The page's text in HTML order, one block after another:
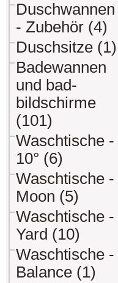
Duschwannen
- Zubehör (4)
Duschsitze (1)
Badewannen
und bad-
bildschirme
(101)
Waschtische -
10° (6)
Waschtische -
Moon (5)
Waschtische -
Yard (10)
Waschtische -
Balance (1)